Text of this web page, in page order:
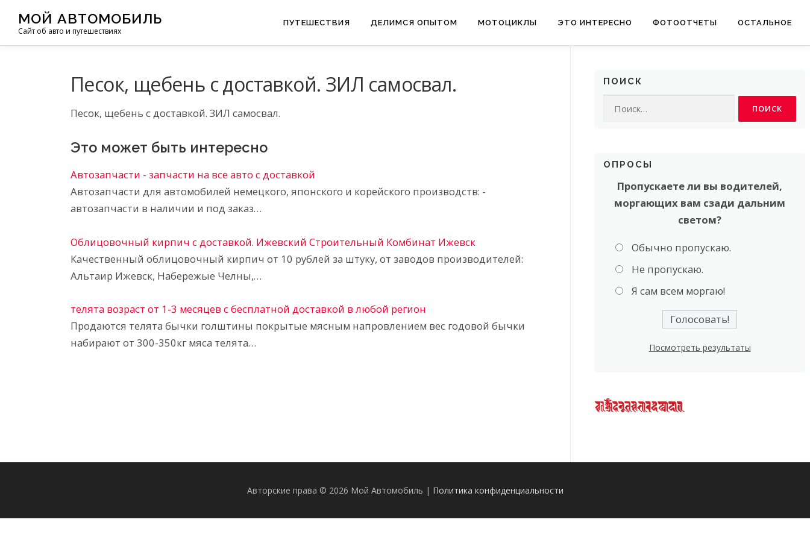
МОЙ АВТОМОБИЛЬ
Сайт об авто и путешествиях
ПУТЕШЕСТВИЯ ДЕЛИМСЯ ОПЫТОМ МОТОЦИКЛЫ ЭТО ИНТЕРЕСНО ФОТООТЧЕТЫ ОСТАЛЬНОЕ
Песок, щебень с доставкой. ЗИЛ самосвал.
Песок, щебень с доставкой. ЗИЛ самосвал.
Это может быть интересно
Автозапчасти - запчасти на все авто с доставкой
Автозапчасти для автомобилей немецкого, японского и корейского производств: -
автозапчасти в наличии и под заказ…
Облицовочный кирпич с доставкой. Ижевский Строительный Комбинат Ижевск
Качественный облицовочный кирпич от 10 рублей за штуку, от заводов производителей:
Альтаир Ижевск, Набережые Челны,…
телята возраст от 1-3 месяцев с бесплатной доставкой в любой регион
Продаются телята бычки голштины покрытые мясным напровлением вес годовой бычки
набирают от 300-350кг мяса телята…
ПОИСК
ОПРОСЫ
Пропускаете ли вы водителей,
моргающих вам сзади дальним
светом?
Обычно пропускаю.
Не пропускаю.
Я сам всем моргаю!
Посмотреть результаты
Авторские права © 2026 Мой Автомобиль | Политика конфиденциальности